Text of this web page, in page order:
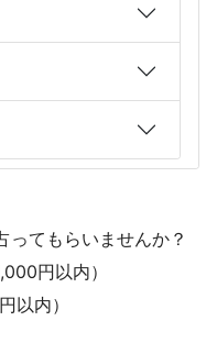
ってもらいませんか？
円以内）
以内）